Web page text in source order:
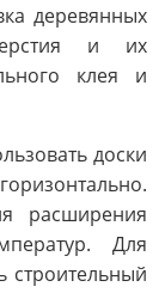
деревянных
и их
клея и
доски
расширения
Для
строительный